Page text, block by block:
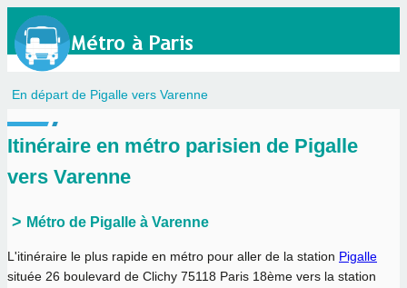
En départ de Pigalle vers Varenne
Itinéraire en métro parisien de Pigalle
vers Varenne
Métro de Pigalle à Varenne
L'itinéraire le plus rapide en métro pour aller de la station Pigalle
située 26 boulevard de Clichy 75118 Paris 18ème vers la station